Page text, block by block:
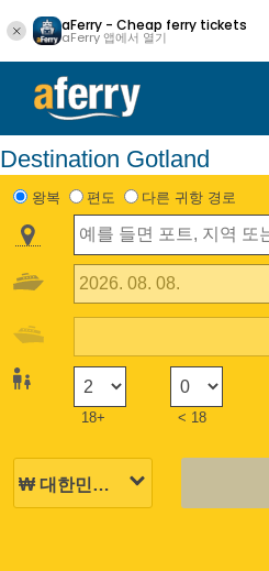
aFerry - Cheap ferry tickets
aFerry 앱에서 열기
Destination Gotland
왕복 편도 다른 귀항 경로
18+ < 18